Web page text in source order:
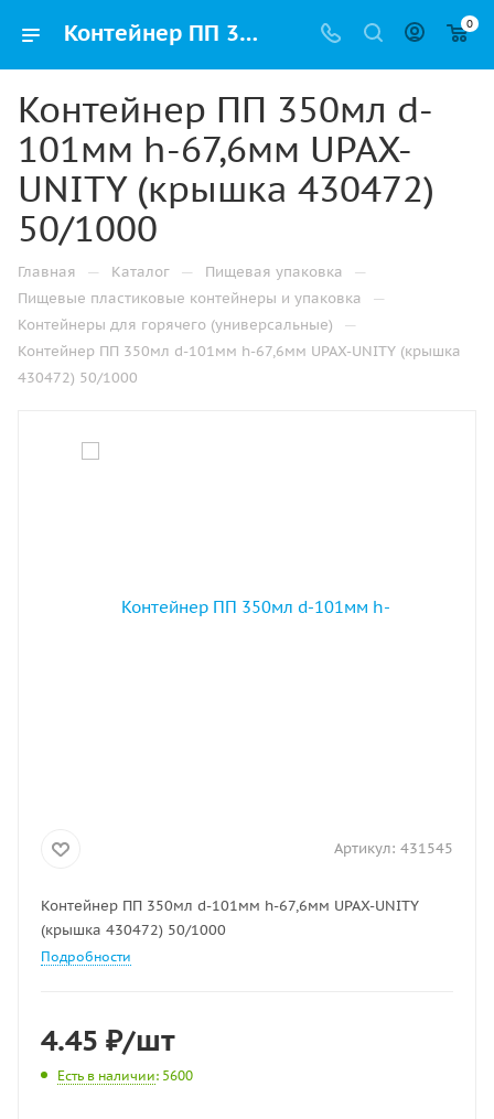
Контейнер ПП 350мл d-101мм h-67,6мм UPAX-UNITY (крышка 430472) 50/1000 купить оптом и розницу с доставкой в Казани 0
Контейнер ПП 350мл d-
101мм h-67,6мм UPAX-
UNITY (крышка 430472)
50/1000
Главная — Каталог — Пищевая упаковка —
Пищевые пластиковые контейнеры и упаковка —
Контейнеры для горячего (универсальные) —
Контейнер ПП 350мл d-101мм h-67,6мм UPAX-UNITY (крышка
430472) 50/1000
Артикул: 431545
Контейнер ПП 350мл d-101мм h-67,6мм UPAX-UNITY
(крышка 430472) 50/1000
Подробности
4.45 ₽/шт
Есть в наличии: 5600